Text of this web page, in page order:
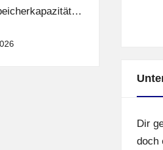
Dir
doch